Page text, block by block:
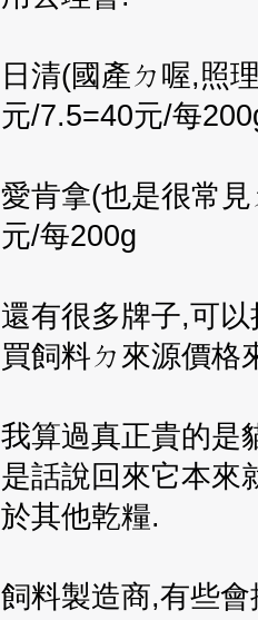
日清(國產ㄉ喔,照
元/7.5=40元/每
愛肯拿(也是很常
元/每200g
還有很多牌子,可
買飼料ㄉ來源價格
我算過真正貴的是
是話說回來它本來
於其他乾糧.
飼料製造商,有些